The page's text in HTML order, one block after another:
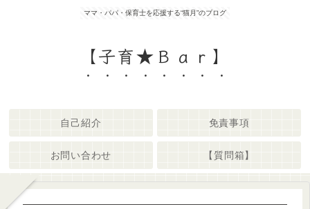
ママ・パパ・保育士を応援する“猫月”のブログ
【子育★Ｂａｒ】
自己紹介 免責事項
お問い合わせ 【質問箱】